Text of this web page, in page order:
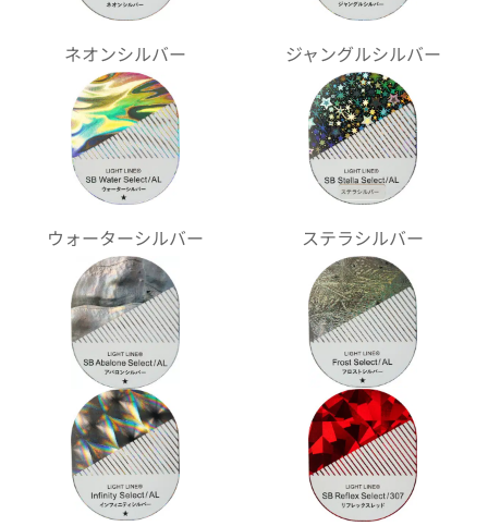
ネオンシルバー ジャングルシルバー
ウォーターシルバー ステラシルバー